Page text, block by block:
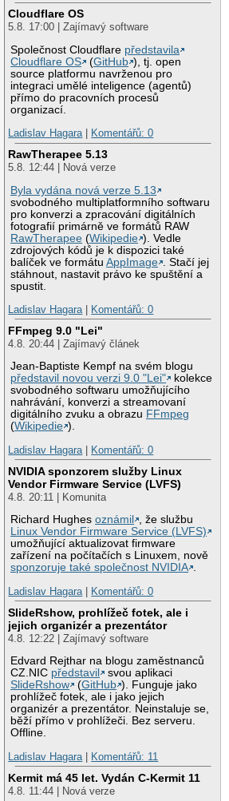
Cloudflare OS
5.8. 17:00 | Zajímavý software
Společnost Cloudflare představila
Cloudflare OS
(GitHub ), tj. open
source platformu navrženou pro
integraci umělé inteligence (agentů)
přímo do pracovních procesů
organizací.
Ladislav Hagara| Komentářů: 0
RawTherapee 5.13
5.8. 12:44 | Nová verze
Byla vydána nová verze 5.13
svobodného multiplatformního softwaru
pro konverzi a zpracování digitálních
fotografií primárně ve formátů RAW
RawTherapee (Wikipedie ). Vedle
zdrojových kódů je k dispozici také
balíček ve formátuAppImage
. Stačí jej
stáhnout, nastavit právo ke spuštění a
spustit.
Ladislav Hagara| Komentářů: 0
FFmpeg 9.0 "Lei"
4.8. 20:44 | Zajímavý článek
Jean-Baptiste Kempf na svém blogu
představil novou verzi 9.0 "Lei"
kolekce
svobodného softwaru umožňujícího
nahrávání, konverzi a streamovaní
digitálního zvuku a obrazu FFmpeg
(Wikipedie ).
Ladislav Hagara| Komentářů: 0
NVIDIA sponzorem služby Linux
Vendor Firmware Service (LVFS)
4.8. 20:11 | Komunita
Richard Hughesoznámil
, že službu
Linux Vendor Firmware Service (LVFS)
umožňující aktualizovat firmware
zařízení na počítačích s Linuxem, nově
sponzoruje také společnost NVIDIA .
Ladislav Hagara| Komentářů: 0
SlideRshow, prohlížeč fotek, ale i
jejich organizér a prezentátor
4.8. 12:22 | Zajímavý software
Edvard Rejthar na blogu zaměstnanců
CZ.NIC představil
svou aplikaci
SlideRshow
(GitHub ). Funguje jako
prohlížeč fotek, ale i jako jejich
organizér a prezentátor. Neinstaluje se,
běží přímo v prohlížeči. Bez serveru.
Offline.
Ladislav Hagara| Komentářů: 11
Kermit má 45 let. Vydán C-Kermit 11
4.8. 11:44 | Nová verze